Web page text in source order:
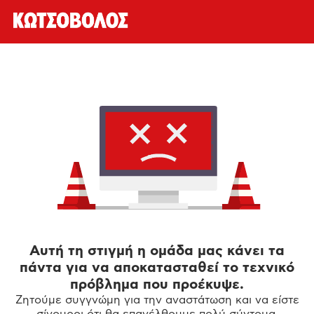
Αυτή τη στιγμή η ομάδα μας κάνει τα
πάντα για να αποκατασταθεί το τεχνικό
πρόβλημα που προέκυψε.
Ζητούμε συγγνώμη για την αναστάτωση και να είστε